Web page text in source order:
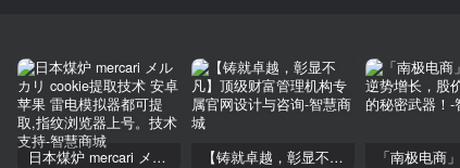
日本煤炉 mercari メルカリ cookie提取技术 安卓 苹果 雷电模拟器都可提取,指纹浏览器上号。技术支持 【铸就卓越，彰显不凡】顶级财富管理机构专属官网设计与咨询